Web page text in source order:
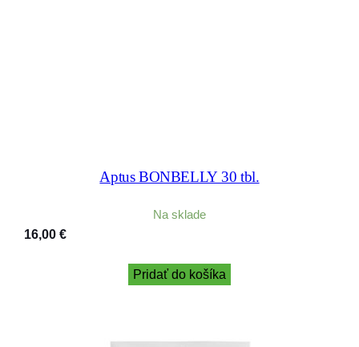
Aptus BONBELLY 30 tbl.
Na sklade
16,00 €
Pridať do košíka